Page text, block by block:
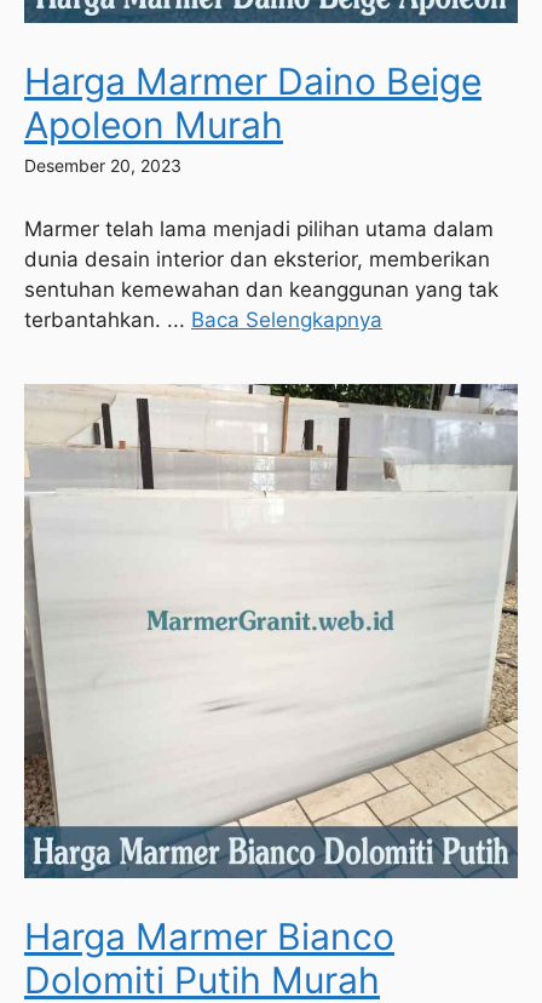
Harga Marmer Daino Beige
Apoleon Murah
Desember 20, 2023
Marmer telah lama menjadi pilihan utama dalam
dunia desain interior dan eksterior, memberikan
sentuhan kemewahan dan keanggunan yang tak
terbantahkan. ... Baca Selengkapnya
Harga Marmer Bianco
Dolomiti Putih Murah